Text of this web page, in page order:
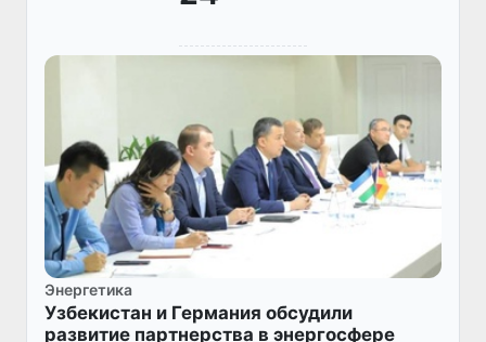
Энергетика
Узбекистан и Германия обсудили
развитие партнерства в энергосфере